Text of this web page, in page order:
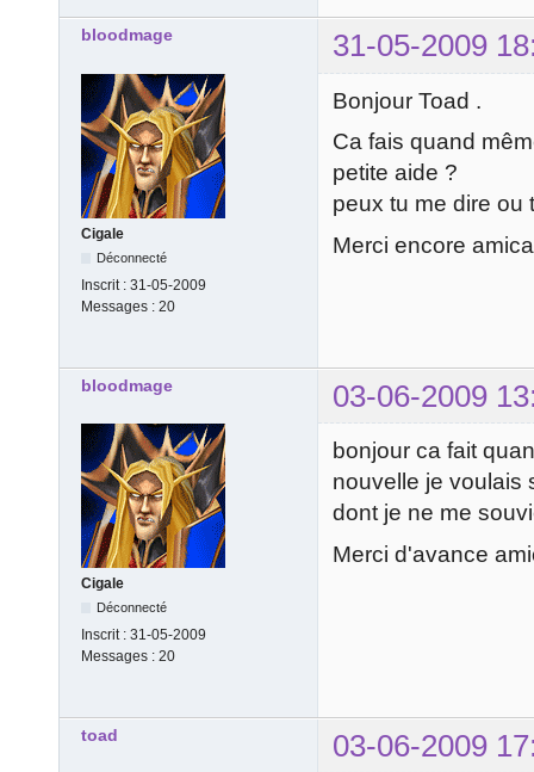
bloodmage 31-05-2009
Cigale
Déconnecté
Inscrit : 31-05-2009
Messages : 20
Bonjour Toad .
Ca fais quand
petite aide ?
peux tu me dire ou
Merci encore
bloodmage 03-06-2009
Cigale
Déconnecté
Inscrit : 31-05-2009
Messages : 20
bonjour ca fait
nouvelle je voulais
dont je ne me
Merci d'avance
toad 03-06-2009